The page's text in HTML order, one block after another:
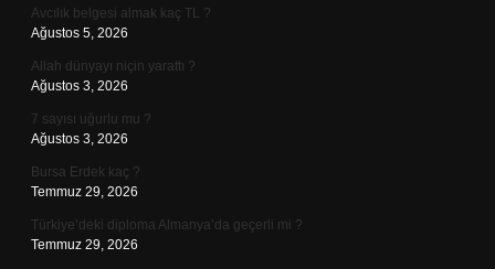
Avcılık belgesi almak kaç TL ?
Ağustos 5, 2026
Allah dünyayı niçin yarattı ?
Ağustos 3, 2026
7 sayısı uğurlu mu ?
Ağustos 3, 2026
Bursa Erdek kaç ?
Temmuz 29, 2026
Türkiye’deki diploma Almanya’da geçerli mi ?
Temmuz 29, 2026